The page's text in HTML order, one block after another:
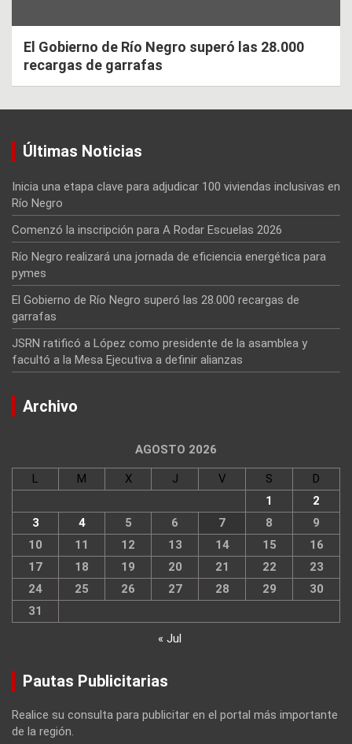
El Gobierno de Río Negro superó las 28.000
recargas de garrafas
Últimas Noticias
Inicia una etapa clave para adjudicar 100 viviendas inclusivas en
Río Negro
Comenzó la inscripción para A Rodar Escuelas 2026
Río Negro realizará una jornada de eficiencia energética para
pymes
El Gobierno de Río Negro superó las 28.000 recargas de
garrafas
JSRN ratificó a López como presidente de la asamblea y
facultó a la Mesa Ejecutiva a definir alianzas
Archivo
AGOSTO 2026
L M X J V S
D
1
2
3
4 5 6 7 8
9
10
11 12 13 14 15
16
17
18 19 20 21 22
23
24
25 26 27 28 29
30
31
« Jul
Pautas Publicitarias
Realice su consulta para publicitar en el portal más importante
de la región.